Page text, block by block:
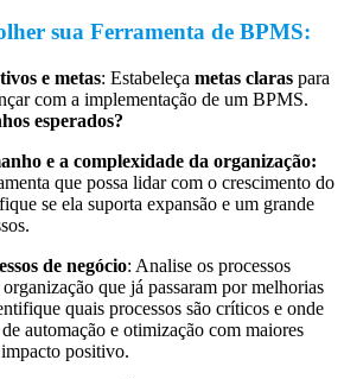
sua Ferramenta de BPMS:
e metas: Estabeleça metas claras para
com a implementação de um BPMS.
esperados?
e a complexidade da organização:
que possa lidar com o crescimento do
se ela suporta expansão e um grande
de negócio: Analise os processos
que já passaram por melhorias
quais processos são críticos e onde
automação e otimização com maiores
positivo.